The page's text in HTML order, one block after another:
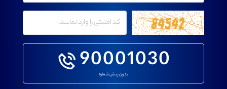
90001030
بدون پیش شماره